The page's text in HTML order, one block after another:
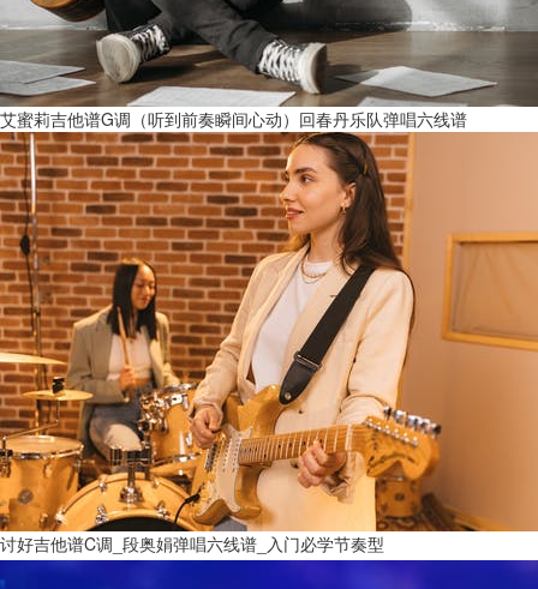
艾蜜莉吉他谱G调（听到前奏瞬间心动）回春丹乐队弹唱六线谱
讨好吉他谱C调_段奥娟弹唱六线谱_入门必学节奏型